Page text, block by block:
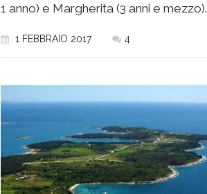
1 anno) e Margherita (3 anni e mezzo).
1 FEBBRAIO 2017 4